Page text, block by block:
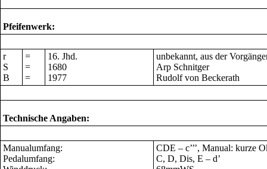
Pfeifenwerk:
r
S
B
=
=
=
16. Jhd.
1680
1977
unbekannt, aus der
Arp Schnitger
Rudolf von Beckerath
Technische Angaben:
Manualumfang:
Pedalumfang:
CDE – c’’’, Manual: kurze
C, D, Dis, E – d’